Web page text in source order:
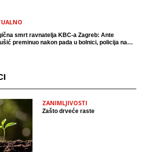
smrt ravnatelja KBC-a Zagreb: Ante
preminuo nakon pada u bolnici, policija na
ZANIMLJIVOSTI
Zašto drveće raste